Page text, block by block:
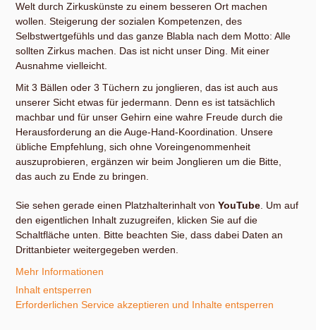
Welt durch Zirkuskünste zu einem besseren Ort machen
wollen. Steigerung der sozialen Kompetenzen, des
Selbstwertgefühls und das ganze Blabla nach dem Motto: Alle
sollten Zirkus machen. Das ist nicht unser Ding. Mit einer
Ausnahme vielleicht.
Mit 3 Bällen oder 3 Tüchern zu jonglieren, das ist auch aus
unserer Sicht etwas für jedermann. Denn es ist tatsächlich
machbar und für unser Gehirn eine wahre Freude durch die
Herausforderung an die Auge-Hand-Koordination. Unsere
übliche Empfehlung, sich ohne Voreingenommenheit
auszuprobieren, ergänzen wir beim Jonglieren um die Bitte,
das auch zu Ende zu bringen.
Sie sehen gerade einen Platzhalterinhalt vonYouTube . Um auf
den eigentlichen Inhalt zuzugreifen, klicken Sie auf die
Schaltfläche unten. Bitte beachten Sie, dass dabei Daten an
Drittanbieter weitergegeben werden.
Mehr Informationen
Inhalt entsperren
Erforderlichen Service akzeptieren und Inhalte entsperren